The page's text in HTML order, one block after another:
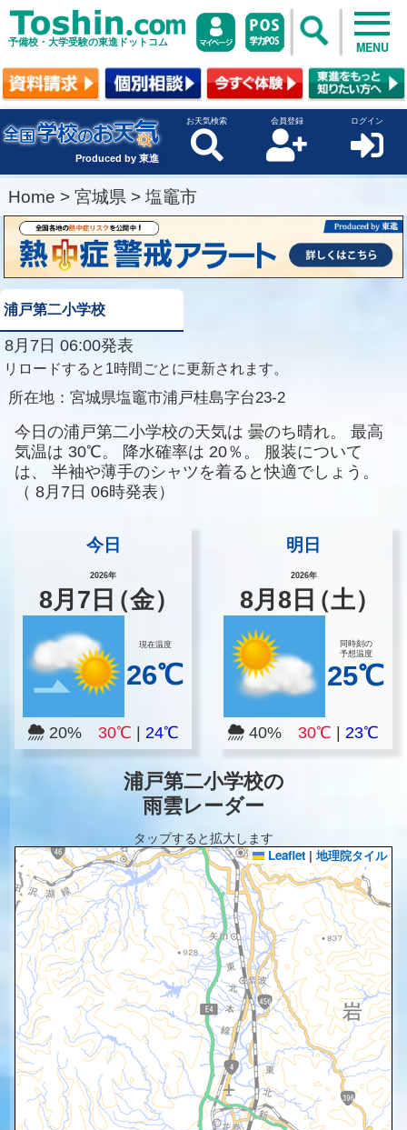
予備校・大学受験の東進ドットコム MENU
Produced by 東進
お天気検索 会員登録 ログイン
Home > 宮城県 > 塩竈市
浦戸第二小学校
8月7日 06:00発表
リロードすると1時間ごとに更新されます。
所在地： 宮城県塩竈市浦戸桂島字台23-2
今日の浦戸第二小学校の天気は 曇のち晴れ。
最高
気温は 30℃。 降水確率は 20％。
服装について
は、
半袖や薄手のシャツを着ると快適でしょう。
（ 8月7日 06時発表）
今日
2026年
8月 7 日（金）
現在温度
26℃
20% 30℃ 24℃
明日
2026年
8月8 日（土）
同時刻の
予想温度
25℃
40%30℃ |23℃
浦戸第二小学校の
雨雲レーダー
タップすると拡大します
Leaflet | 地理院タイル